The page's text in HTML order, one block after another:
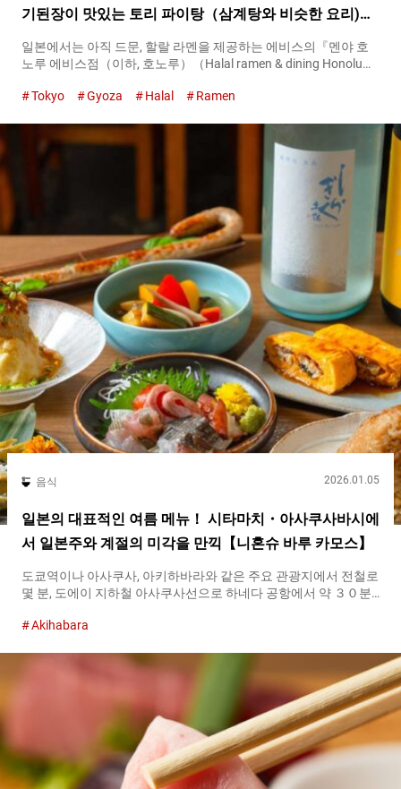
기된장이 맛있는 토리 파이탕（삼계탕와 비슷한 요리)
【호노루】
일본에서는 아직 드문, 할랄 라멘을 제공하는 에비스의『멘야 호
노루 에비스점（이하, 호노루）（Halal ramen & dining Honolu
혀 사용하지 않은 라멘을 제공하고 있습니다. 할랄 인증의 『토쿠
은 호화로운 한 그릇 『호노루（Honolu）』의 라멘은 닭을 오랫
동안 끓여 탁하게 만든 토리 파이탕 스프입니다. 할랄 인증을 받은
닭으로 육수를 낸 스프에, 『호노루（Honolu）』에서는 다시마,
멸치, 가다랑어, 조개 등의 해산물 베이스 소스를 섞고 있습니다.
토리 파이탕 라멘은 진한 스프가 많은 가운데, 『호노루
（Honolu）』는 부드러운 식감입니다. 『호노루（Honolu）』에
서는 닭의 맛을 더욱 강조한 스프를 사용하고 있으며, 특유의 맛도
없이 깔끔한 맛입니다. 소스의 짠맛이 펀치를 더하고 있습니다. 사
용하는 면은 목 넘김이 좋은 중간 굵기의 면입니다. 쫄깃함을 느낄
수 있으며, 스프와의 어울림도 뛰어납니다. 재료나 조미료에 제한
이 있는 가운데에서도, 『호노루（Honolu）』의 토리 파이탕 라
멘 맛은...
Tokyo Gyoza Halal Ramen
음식 2026.01.05
일본의 대표적인 여름 메뉴！ 시타마치・아사쿠사바시에
서 일본주와 계절의 미각을 만끽【니혼슈 바루 카모스】
도쿄역이나 아사쿠사, 아키하바라와 같은 주요 관광지에서 전철로
몇 분, 도에이 지하철 아사쿠사선으로 하네다 공항에서 약 ３０분
도는 개인 상점들이 늘어선 가운데 일본주 애호가들 사이에서 평
KAMOSU）』입니다. 『니혼슈 바루 카모스（Sake Bar
KAMOSU）』의 내부 불꽃놀이 대회로도 유명한 스미다강을 사이
에 두고 아사쿠사의 바로 옆에 위치한 아사쿠사바시는, 가죽 소품
이나 액세서리, 장난감, 공예 용품 등, 전문점과 도매상이 늘어선 제
조의 거리입니다. 번화한 관광지와는 다른, 옛날 그대로의 도쿄 시
타마치의 정취가 지금도 짙게 남아 있습니다. 그런 아사쿠사바시
역의 서쪽 출구를 나와 바로 있는 곳이 『니혼슈 바루 카모스
（Sake Bar KAMOSU）』. 계절감을 반영한 일본주와 창작 요리를
Akihabara